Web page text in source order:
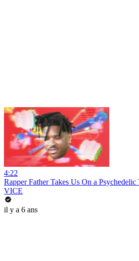
4:22
Rapper Father Takes Us On a
VICE
il y a 6 ans